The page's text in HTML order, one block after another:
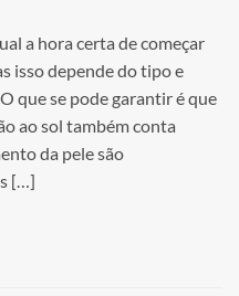
a hora certa de começar
isso depende do tipo e
que se pode garantir é que
ao sol também conta
da pele são
[…]